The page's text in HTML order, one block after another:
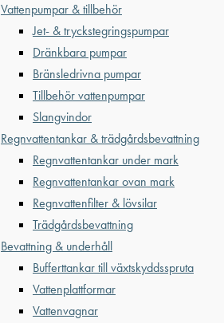
Vattenpumpar & tillbehör
Jet- & tryckstegringspumpar
Dränkbara pumpar
Bränsledrivna pumpar
Tillbehör vattenpumpar
Slangvindor
Regnvattentankar & trädgårdsbevattning
Regnvattentankar under mark
Regnvattentankar ovan mark
Regnvattenfilter & lövsilar
Trädgårdsbevattning
Bevattning & underhåll
Bufferttankar till växtskyddsspruta
Vattenplattformar
Vattenvagnar